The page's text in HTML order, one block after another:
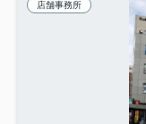
店舗事務所